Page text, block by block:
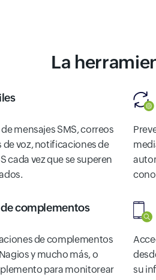
La
mensajes SMS, correos
voz, notificaciones de
cada vez que se superen
complementos
de complementos
y mucho más, o
para monitorear
su